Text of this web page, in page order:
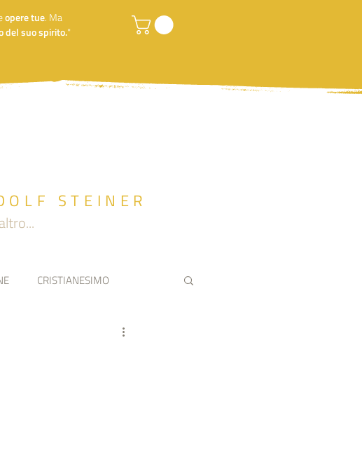
operetue. Ma
del suo spirito."
STEINER
CRISTIANESIMO
MACROCOSMO